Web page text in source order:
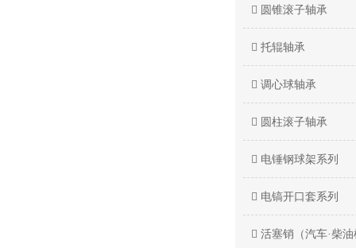
圆锥滚子轴承
托辊轴承
调心球轴承
圆柱滚子轴承
电锤钢球架系列
电镐开口套系列
活塞销（汽车·柴